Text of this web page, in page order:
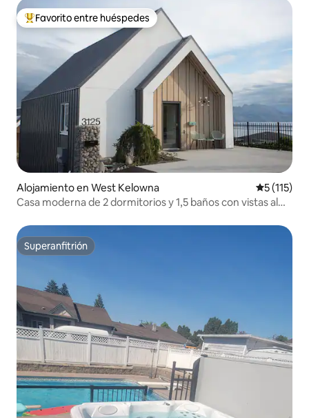
Favorito entre los huéspedes más destacados
Favorito entre huéspedes
Alojamiento en West Kelowna
5 (115)
Casa moderna de 2 dormitorios y 1,5 baños con vistas al
Superanfitrión
Superanfitrión